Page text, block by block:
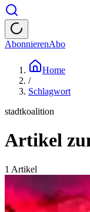
AbonnierenAbo
Home
/
Schlagwort
stadtkoalition
Artikel
1 Artikel